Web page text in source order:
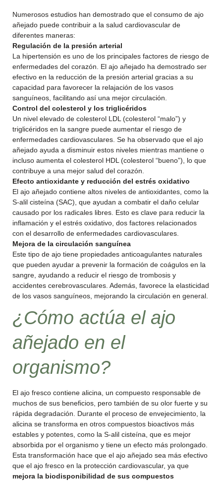
Numerosos estudios han demostrado que el consumo de ajo
añejado puede contribuir a la salud cardiovascular de
diferentes maneras:
Regulación de la presión arterial
La hipertensión es uno de los principales factores de riesgo de
enfermedades del corazón. El ajo añejado ha demostrado ser
efectivo en la reducción de la presión arterial gracias a su
capacidad para favorecer la relajación de los vasos
sanguíneos, facilitando así una mejor circulación.
Control del colesterol y los triglicéridos
Un nivel elevado de colesterol LDL (colesterol “malo”) y
triglicéridos en la sangre puede aumentar el riesgo de
enfermedades cardiovasculares. Se ha observado que el ajo
añejado ayuda a disminuir estos niveles mientras mantiene o
incluso aumenta el colesterol HDL (colesterol “bueno”), lo que
contribuye a una mejor salud del corazón.
Efecto antioxidante y reducción del estrés oxidativo
El ajo añejado contiene altos niveles de antioxidantes, como la
S-alil cisteína (SAC), que ayudan a combatir el daño celular
causado por los radicales libres. Esto es clave para reducir la
inflamación y el estrés oxidativo, dos factores relacionados
con el desarrollo de enfermedades cardiovasculares.
Mejora de la circulación sanguínea
Este tipo de ajo tiene propiedades anticoagulantes naturales
que pueden ayudar a prevenir la formación de coágulos en la
sangre, ayudando a reducir el riesgo de trombosis y
accidentes cerebrovasculares. Además, favorece la elasticidad
de los vasos sanguíneos, mejorando la circulación en general.
¿Cómo actúa el ajo
añejado en el
organismo?
El ajo fresco contiene alicina, un compuesto responsable de
muchos de sus beneficios, pero también de su olor fuerte y su
rápida degradación. Durante el proceso de envejecimiento, la
alicina se transforma en otros compuestos bioactivos más
estables y potentes, como la S-alil cisteína, que es mejor
absorbida por el organismo y tiene un efecto más prolongado.
Esta transformación hace que el ajo añejado sea más efectivo
que el ajo fresco en la protección cardiovascular, ya que
mejora la biodisponibilidad de sus compuestos